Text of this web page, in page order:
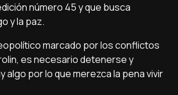
número 45 y que busca
y la paz.
marcado por los conflictos
es necesario detenerse y
algo por lo que merezca la pena vivir